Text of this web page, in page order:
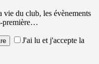
vie du club, les évènements
première…
J'ai lu et j'accepte la